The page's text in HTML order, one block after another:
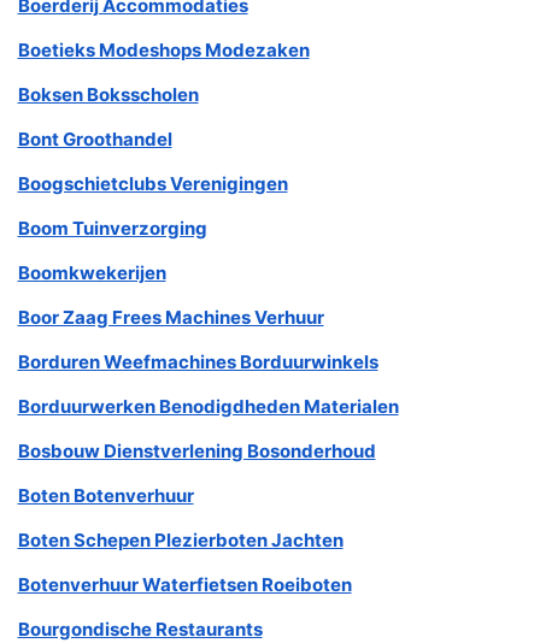
Boerderij Accommodaties
Boetieks Modeshops Modezaken
Boksen Boksscholen
Bont Groothandel
Boogschietclubs Verenigingen
Boom Tuinverzorging
Boomkwekerijen
Boor Zaag Frees Machines Verhuur
Borduren Weefmachines Borduurwinkels
Borduurwerken Benodigdheden Materialen
Bosbouw Dienstverlening Bosonderhoud
Boten Botenverhuur
Boten Schepen Plezierboten Jachten
Botenverhuur Waterfietsen Roeiboten
Bourgondische Restaurants